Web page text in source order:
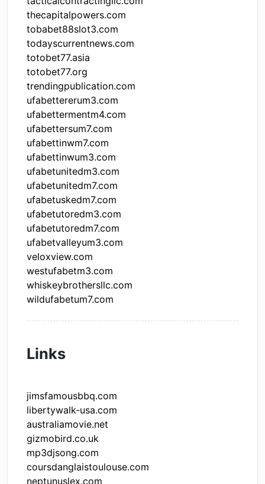
thecapitalpowers.com
tobabet88slot3.com
todayscurrentnews.com
totobet77.asia
totobet77.org
trendingpublication.com
ufabettererum3.com
ufabettermentm4.com
ufabettersum7.com
ufabettinwm7.com
ufabettinwum3.com
ufabetunitedm3.com
ufabetunitedm7.com
ufabetuskedm7.com
ufabetutoredm3.com
ufabetutoredm7.com
ufabetvalleyum3.com
veloxview.com
westufabetm3.com
whiskeybrothersllc.com
wildufabetum7.com
Links
jimsfamousbbq.com
libertywalk-usa.com
australiamovie.net
gizmobird.co.uk
mp3djsong.com
coursdanglaistoulouse.com
neptunuslex.com